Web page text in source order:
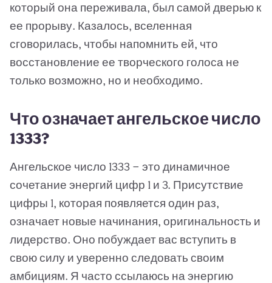
который она переживала, был самой дверью к
ее прорыву. Казалось, вселенная
сговорилась, чтобы напомнить ей, что
восстановление ее творческого голоса не
только возможно, но и необходимо.
Что означает ангельское число
1333?
Ангельское число 1333 — это динамичное
сочетание энергий цифр 1 и 3. Присутствие
цифры 1, которая появляется один раз,
означает новые начинания, оригинальность и
лидерство. Оно побуждает вас вступить в
свою силу и уверенно следовать своим
амбициям. Я часто ссылаюсь на энергию